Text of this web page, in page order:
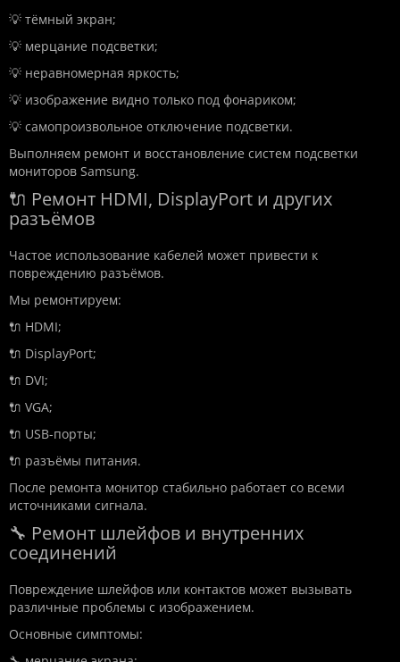
💡 тёмный экран;
💡 мерцание подсветки;
💡 неравномерная яркость;
💡 изображение видно только под фонариком;
💡 самопроизвольное отключение подсветки.
Выполняем ремонт и восстановление систем подсветки
мониторов Samsung.
🔌 Ремонт HDMI, DisplayPort и других
разъёмов
Частое использование кабелей может привести к
повреждению разъёмов.
Мы ремонтируем:
🔌 HDMI;
🔌 DisplayPort;
🔌 DVI;
🔌 VGA;
🔌 USB-порты;
🔌 разъёмы питания.
После ремонта монитор стабильно работает со всеми
источниками сигнала.
🔧 Ремонт шлейфов и внутренних
соединений
Повреждение шлейфов или контактов может вызывать
различные проблемы с изображением.
Основные симптомы: